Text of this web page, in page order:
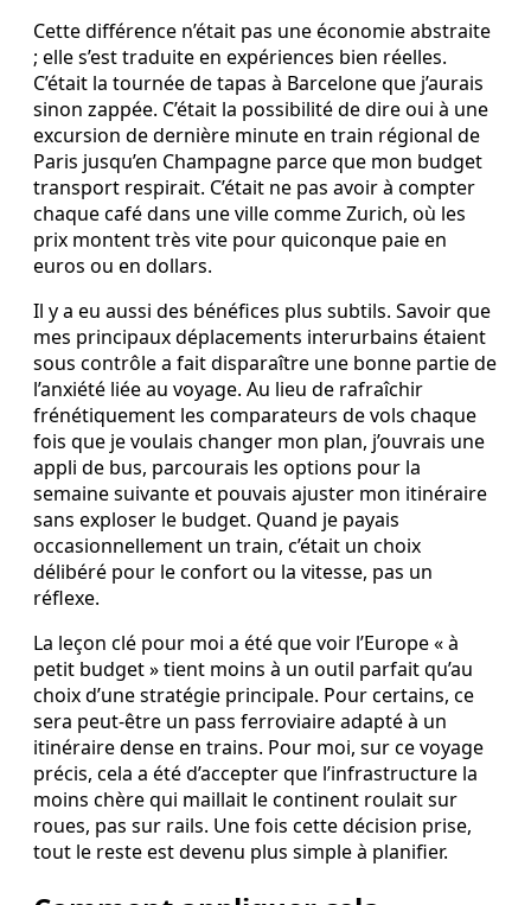
Cette différence n’était pas une économie abstraite
; elle s’est traduite en expériences bien réelles.
C’était la tournée de tapas à Barcelone que j’aurais
sinon zappée. C’était la possibilité de dire oui à une
excursion de dernière minute en train régional de
Paris jusqu’en Champagne parce que mon budget
transport respirait. C’était ne pas avoir à compter
chaque café dans une ville comme Zurich, où les
prix montent très vite pour quiconque paie en
euros ou en dollars.
Il y a eu aussi des bénéfices plus subtils. Savoir que
mes principaux déplacements interurbains étaient
sous contrôle a fait disparaître une bonne partie de
l’anxiété liée au voyage. Au lieu de rafraîchir
frénétiquement les comparateurs de vols chaque
fois que je voulais changer mon plan, j’ouvrais une
appli de bus, parcourais les options pour la
semaine suivante et pouvais ajuster mon itinéraire
sans exploser le budget. Quand je payais
occasionnellement un train, c’était un choix
délibéré pour le confort ou la vitesse, pas un
réflexe.
La leçon clé pour moi a été que voir l’Europe « à
petit budget » tient moins à un outil parfait qu’au
choix d’une stratégie principale. Pour certains, ce
sera peut‑être un pass ferroviaire adapté à un
itinéraire dense en trains. Pour moi, sur ce voyage
précis, cela a été d’accepter que l’infrastructure la
moins chère qui maillait le continent roulait sur
roues, pas sur rails. Une fois cette décision prise,
tout le reste est devenu plus simple à planifier.